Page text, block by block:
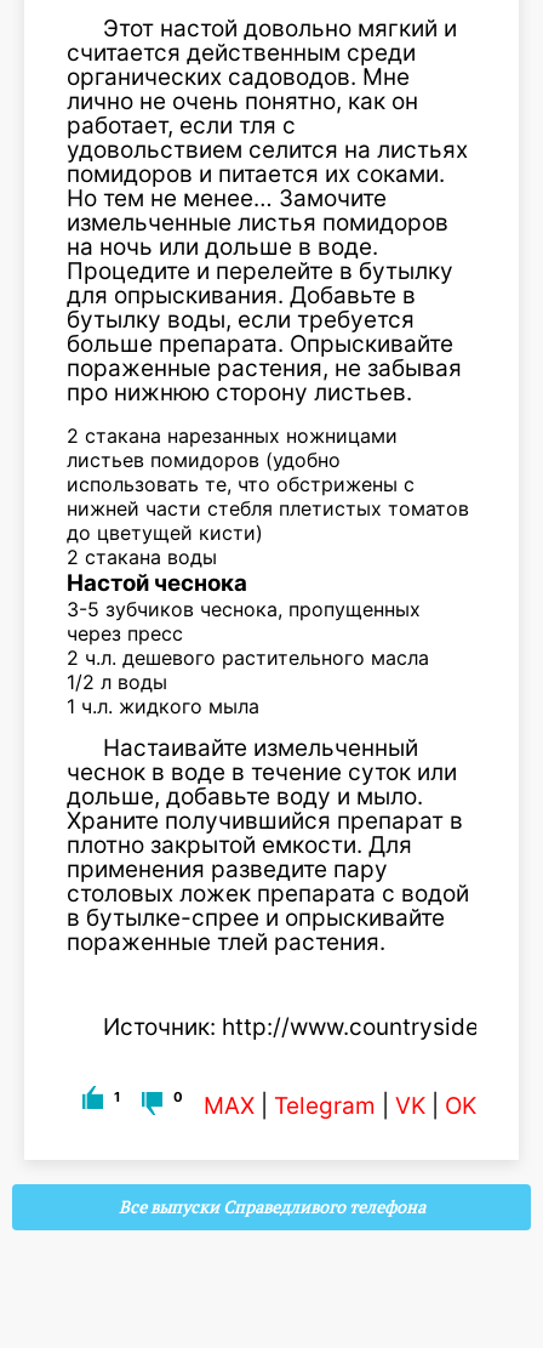
Этот настой довольно мягкий и
считается действенным среди
органических садоводов. Мне
лично не очень понятно, как он
работает, если тля с
удовольствием селится на листьях
помидоров и питается их соками.
Но тем не менее… Замочите
измельченные листья помидоров
на ночь или дольше в воде.
Процедите и перелейте в бутылку
для опрыскивания. Добавьте в
бутылку воды, если требуется
больше препарата. Опрыскивайте
пораженные растения, не забывая
про нижнюю сторону листьев.
2 стакана нарезанных ножницами
листьев помидоров (удобно
использовать те, что обстрижены с
нижней части стебля плетистых томатов
до цветущей кисти)
2 стакана воды
Настой чеснока
3-5 зубчиков чеснока, пропущенных
через пресс
2 ч.л. дешевого растительного масла
1/2 л воды
1 ч.л. жидкого мыла
Настаивайте измельченный
чеснок в воде в течение суток или
дольше, добавьте воду и мыло.
Храните получившийся препарат в
плотно закрытой емкости. Для
применения разведите пару
столовых ложек препарата с водой
в бутылке-спрее и опрыскивайте
пораженные тлей растения.
Источник: http://
1 0 MAX Telegram VK OK
Все выпуски Справедливого телефона